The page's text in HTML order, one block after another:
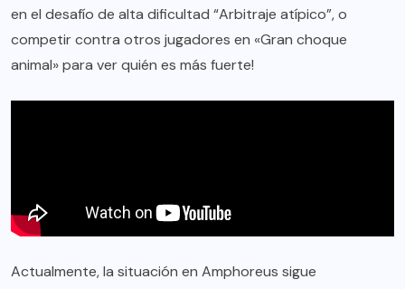
en el desafío de alta dificultad “Arbitraje atípico”, o
competir contra otros jugadores en «Gran choque
animal» para ver quién es más fuerte!
Actualmente, la situación en Amphoreus sigue